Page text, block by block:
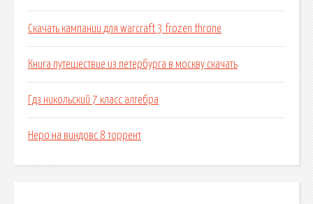
Скачать кампании для warcraft 3 frozen throne
Книга путешествие из петербурга в москву скачать
Гдз никольский 7 класс алгебра
Неро на виндовс 8 торрент